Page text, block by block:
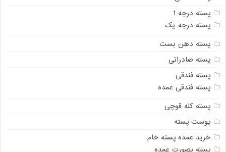
پسته درجه 1
پسته درجه یک
پسته دهن بست
پسته صادراتی
پسته فندقی
پسته فندقی عمده
پسته کله قوچی
پوست پسته
خرید عمده پسته خام
پسته بصورت عمده